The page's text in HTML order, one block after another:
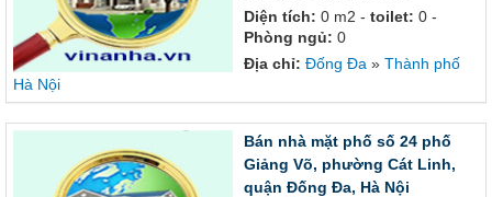
Diện tích: 0 m2 - toilet: 0 -
Phòng ngủ: 0
Địa chỉ: Đống Đa » Thành phố
Hà Nội
Bán nhà mặt phố số 24 phố
Giảng Võ, phường Cát Linh,
quận Đống Đa, Hà Nội